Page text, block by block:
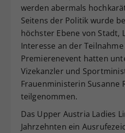
werden abermals
Seitens der Politik wurde
höchster Ebene von Stadt,
Interesse an der
Premierenevent hatten
Vizekanzler und
Frauenministerin Susanne
teilgenommen.
Das Upper Austria Ladies
Jahrzehnten ein